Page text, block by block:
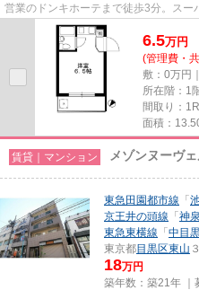
営業のドンキホーテまで徒歩3分。ス
な立地です。近隣には目黒川...
6.5万円
(管理費・
敷：0万円
所在階：1
間取り：1R
面積：
賃貸｜マンション メゾンヌーヴ
東急田園都市線 「
京王井の頭線 「 神泉
東急東横線 「 中目
東京都目黒区東山
18万円
築年数：築21年 ｜